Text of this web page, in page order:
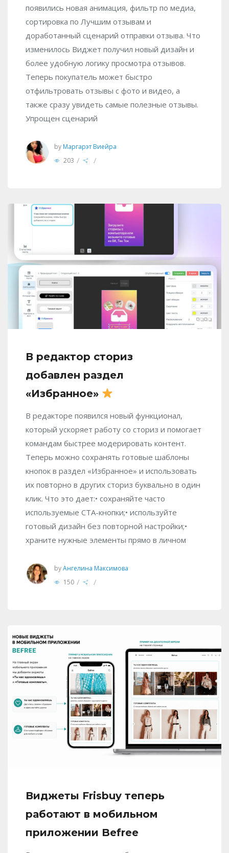
появились новая анимация, фильтр по медиа,
сортировка по Лучшим отзывам и
доработанный сценарий отправки отзыва. Что
изменилось Виджет получил новый дизайн и
более удобную логику просмотра отзывов.
Теперь покупатель может быстро
отфильтровать отзывы с фото и видео, а
также сразу увидеть самые полезные отзывы.
Упрощен сценарий
by Маргарэт Виейра
203 / /
В редактор сториз
добавлен раздел
«Избранное»
В редакторе появился новый функционал,
который ускоряет работу со сториз и помогает
командам быстрее модерировать контент.
Теперь можно сохранять готовые шаблоны
кнопок в раздел «Избранное» и использовать
их повторно в других сториз буквально в один
клик. Что это дает:• сохраняйте часто
используемые CTA-кнопки;• используйте
готовый дизайн без повторной настройки;•
храните нужные элементы прямо в личном
byАнгелина Максимова
150 / /
Виджеты Frisbuy теперь
работают в мобильном
приложении Befree